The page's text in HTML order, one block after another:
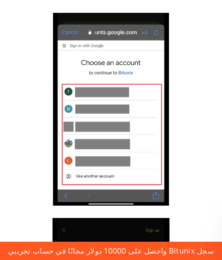
سجل Bitunix واحصل على 10000 دولار مجانًا في حساب تجريبي